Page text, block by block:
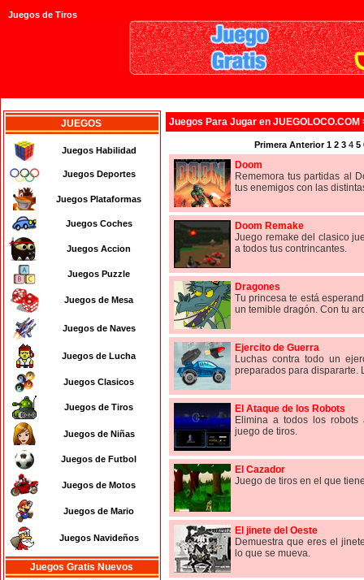
Juegos de Tiros
JUEGOS
Juegos Habilidad
Juegos Deportes
Juegos Plataformas
Juegos Coches
Juegos Accion
Juegos Puzzle
Juegos de Mesa
Juegos de Naves
Juegos de Lucha
Juegos Clasicos
Juegos de Tiros
Juegos de Niñas
Juegos de Futbol
Juegos de Motos
Juegos de Mario
Juegos Navideños
Juegos Gratis Nuevos
Juegos Para Jugar en JUEGOLOCO.COM
Primera Anterior 1 2 3 4 5
Doom
Rememora tus partidas al
tus enemigos con las
Doom Remake
Juego remake del clasico
a todos tus contrincantes.
Dragones
Tu princesa te está
un temible dragón. Con tu
Ejercito de Guerra
Luchas contra todo un
preparados para dispararte.
El Ataque de los Robots
Elimina a todos los
juego de tiros.
El Cazador
Juego de tiros en el que
El jinete del Oeste
Demuestra que eres el
lo que se mueva.